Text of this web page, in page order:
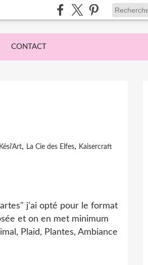
CONTACT
Kési'Art, La Cie des Elfes, Kaisercraft
j'ai opté pour le format
et on en met minimum
Plaid, Plantes, Ambiance